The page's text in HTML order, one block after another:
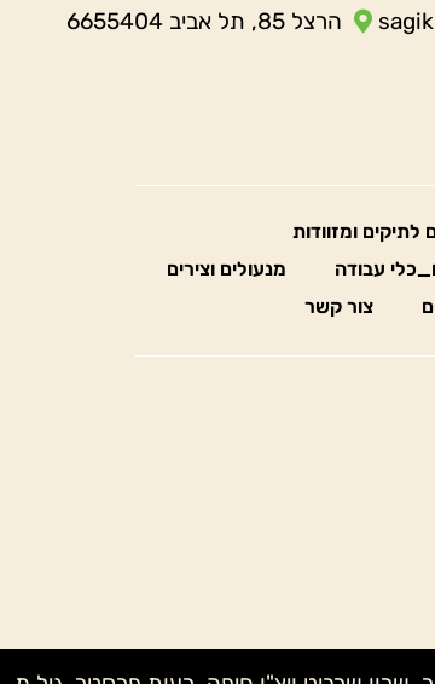
הרצל 85, תל אביב 6655404
לתיקים ומזוודות
עבודה
מנעולים וצירים
צור קשר